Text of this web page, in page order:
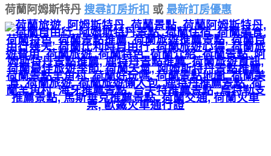
荷蘭阿姆斯特丹 搜尋訂房折扣 或 最新訂房優惠